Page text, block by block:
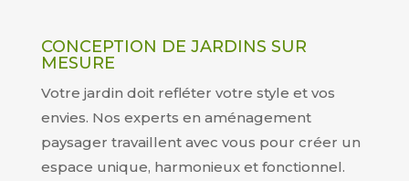
CONCEPTION DE JARDINS SUR
MESURE
Votre jardin doit refléter votre style et vos
envies. Nos experts en aménagement
paysager travaillent avec vous pour créer un
espace unique, harmonieux et fonctionnel.